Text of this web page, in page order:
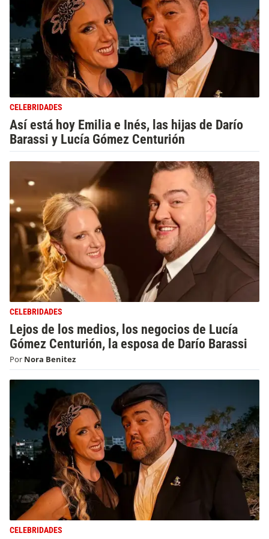
CELEBRIDADES
Así está hoy Emilia e Inés, las hijas de Darío
Barassi y Lucía Gómez Centurión
CELEBRIDADES
Lejos de los medios, los negocios de Lucía
Gómez Centurión, la esposa de Darío Barassi
Por Nora Benitez
CELEBRIDADES